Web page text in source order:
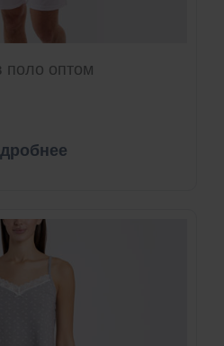
поло оптом